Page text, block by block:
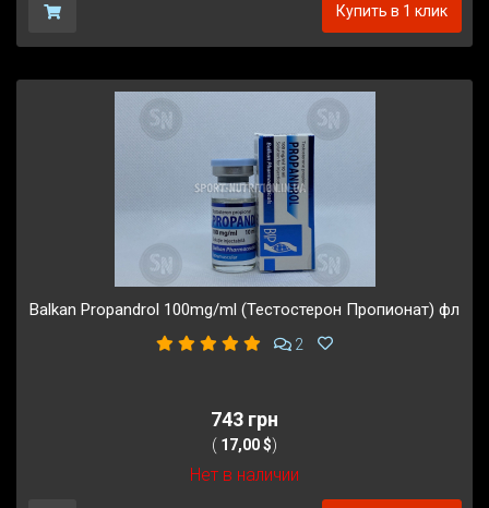
Купить в 1 клик
Balkan Propandrol 100mg/ml (Тестостерон Пропионат) фл
2
743 грн
( 17,00 $)
Нет в наличии